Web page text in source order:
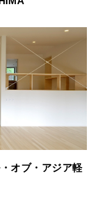
オブ・アジア軽